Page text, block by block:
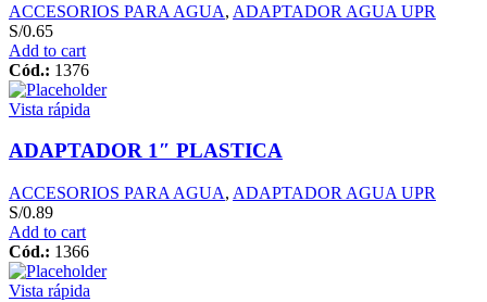
ACCESORIOS PARA AGUA, ADAPTADOR AGUA UPR
S/0.65
Add to cart
Cód.: 1376
Vista rápida
ADAPTADOR 1″ PLASTICA
ACCESORIOS PARA AGUA, ADAPTADOR AGUA UPR
S/0.89
Add to cart
Cód.: 1366
Vista rápida